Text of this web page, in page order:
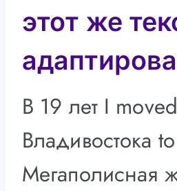
этот же
В 19 лет I
Владивостока
Мегаполисная